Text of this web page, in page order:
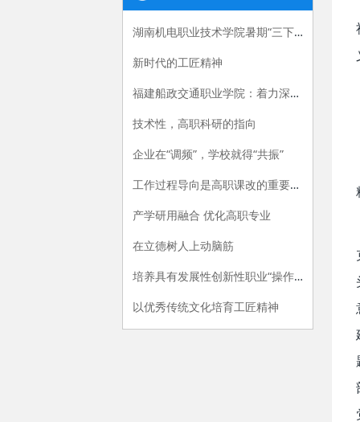
湖南机电职业技术学院暑期“三下乡”：长大后，我就成了你
新时代的工匠精神
福建船政交通职业学院：着力深化产教融合，“六招”助推职教供给侧改革
技术性，高职科研的指向
企业在“调频”，学校就得“共振”
工作过程导向是高职课改的重要指导原则
产学研用融合 优化高职专业
在立德树人上动脑筋
培养具有发展性创新性职业“操作手”
以优秀传统文化培育工匠精神